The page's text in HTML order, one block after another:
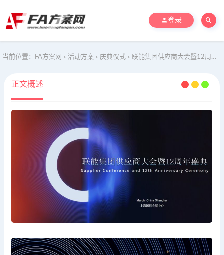
登录
当前位置： FA方案网 > 活动方案 > 庆典仪式 > 联能集团供应商大会暨12周年盛典-能源设备材料经销商大会活动策划方案
正文概述